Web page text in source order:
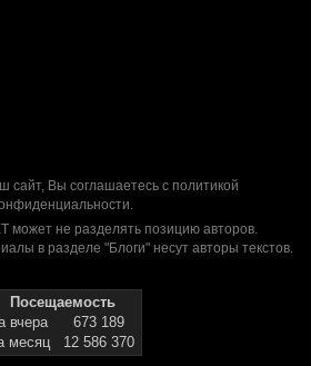
сайт, Вы соглашаетесь с политикой
.
может не разделять позицию авторов.
в разделе "Блоги" несут авторы текстов.
Посещаемость
вчера
673 189
месяц
12 586 370